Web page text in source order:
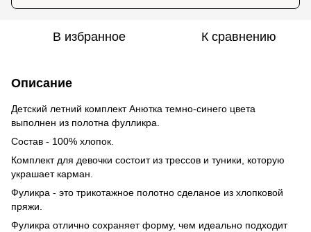
В избранное К сравнению
Описание
Детский летний комплект Анютка темно-синего цвета
выполнен из полотна фулликра.
Состав - 100% хлопок.
Комплект для девочки состоит из трессов и туники, которую
украшает карман.
Фуликра - это трикотажное полотно сделаное из хлопковой
пряжи.
Фуликра отлично сохраняет форму, чем идеально подходит